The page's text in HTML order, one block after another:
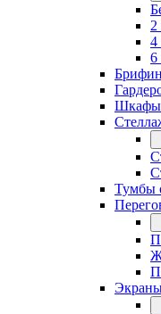
2
4
6
Шкафы
Тумбы